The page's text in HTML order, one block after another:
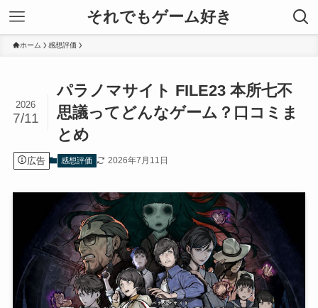
それでもゲーム好き
ホーム 感想評価
パラノマサイト FILE23 本所七不
思議ってどんなゲーム？口コミま
とめ
2026
7/11
広告 感想評価 2026年7月11日